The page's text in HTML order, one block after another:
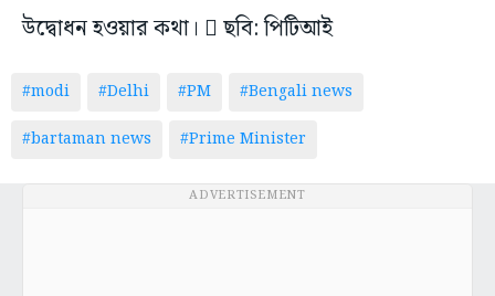
উদ্বোধন হওয়ার কথা।  ছবি: পিটিআই
#modi #Delhi #PM
#Bengali news
#bartaman news
#Prime Minister
ADVERTISEMENT